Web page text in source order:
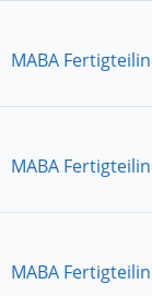
MABA
MABA
MABA